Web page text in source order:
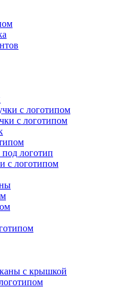
с логотипом
с логотипом
логотип
с логотипом
с крышкой